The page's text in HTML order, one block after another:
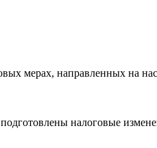
мерах, направленных на
налоговые